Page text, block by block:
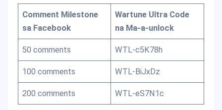
Comment Milestone
sa Facebook
Wartune Ultra Code
na Ma-a-unlock
50 comments WTL-c5K78h
100 comments WTL-BiJxDz
200 comments WTL-eS7N1c